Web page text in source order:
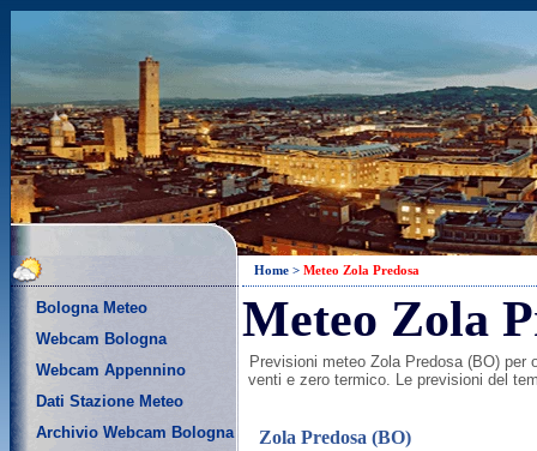
Bologna Meteo
Webcam Bologna
Webcam Appennino
Dati Stazione Meteo
Archivio Webcam Bologna
Home > Meteo Zola Predosa
Meteo Zola
Previsioni meteo Zola Predosa (BO)
venti e zero termico. Le previsioni del
Zola Predosa (BO)